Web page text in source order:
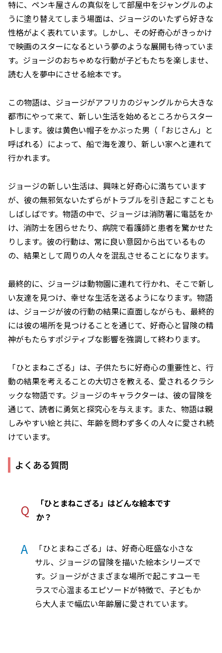
特に、ペンキ屋さんの真似をして部屋中をジャングルのよ
うに塗り替えてしまう場面は、ジョージのいたずら好きな
性格がよく表れています。しかし、その好奇心がきっかけ
で映画のスターになるという夢のような展開も待っていま
す。ジョージのおちゃめな行動が子どもたちを楽しませ、
読む人を夢中にさせる絵本です。
この物語は、ジョージがアフリカのジャングルから大きな
都市にやって来て、新しい生活を始めるところからスター
トします。彼は黄色い帽子をかぶった男（「おじさん」と
呼ばれる）によって、船で海を渡り、新しい家へと連れて
行かれます。
ジョージの新しい生活は、興味と好奇心に満ちています
が、彼の無邪気ないたずらがトラブルを引き起こすことも
しばしばです。物語の中で、ジョージは消防署に電話をか
け、消防士を困らせたり、病院で看護師と患者を驚かせた
りします。彼の行動は、常に良い意図から出ているもの
の、結果として周りの人々を混乱させることになります。
最終的に、ジョージは動物園に連れて行かれ、そこで新し
い友達を見つけ、幸せな生活を送るようになります。物語
は、ジョージが彼の行動の結果に直面しながらも、最終的
には彼の場所を見つけることを通じて、好奇心と冒険の精
神がもたらすポジティブな影響を強調して終わります。
「ひとまねこざる」は、子供たちに好奇心の重要性と、行
動の結果を考えることの大切さを教える、愛されるクラシ
ックな物語です。ジョージのキャラクターは、彼の冒険を
通じて、読者に勇気と探究心を与えます。また、物語は親
しみやすい絵と共に、年齢を問わず多くの人々に愛され続
けています。
よくある質問
Q
「ひとまねこざる」はどんな絵本です
か？
A
「ひとまねこざる」は、好奇心旺盛な小さな
サル、ジョージの冒険を描いた絵本シリーズで
す。ジョージがさまざまな場所で起こすユーモ
ラスで心温まるエピソードが特徴で、子どもか
ら大人まで幅広い年齢層に愛されています。